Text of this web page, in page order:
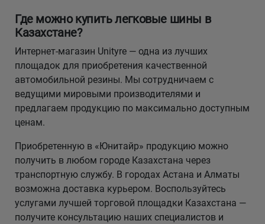
Где можно купить легковые шины в
Казахстане?
Интернет-магазин Unityre — одна из лучших
площадок для приобретения качественной
автомобильной резины. Мы сотрудничаем с
ведущими мировыми производителями и
предлагаем продукцию по максимально доступным
ценам.
Приобретенную в «Юнитайр» продукцию можно
получить в любом городе Казахстана через
транспортную службу. В городах Астана и Алматы
возможна доставка курьером. Воспользуйтесь
услугами лучшей торговой площадки Казахстана —
получите консультацию наших специалистов и